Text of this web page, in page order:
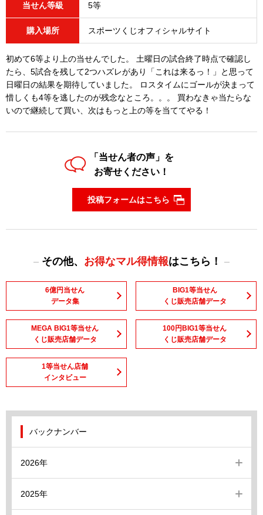
当せん等級 5等
購入場所 スポーツくじオフィシャルサイト
初めて6等より上の当せんでした。 土曜日の試合終了時点で確認し
たら、5試合を残して2つハズレがあり「これは来るっ！」と思って
日曜日の結果を期待していました。 ロスタイムにゴールが決まって
惜しくも4等を逃したのが残念なところ。。。 買わなきゃ当たらな
いので継続して買い、次はもっと上の等を当ててやる！
「当せん者の声」を
お寄せください！
投稿フォームはこちら
その他、 お得なマル得情報はこちら！
6億円当せん
データ集
BIG1等当せん
くじ販売店舗データ
MEGA BIG1等当せん
くじ販売店舗データ
100円BIG1等当せん
くじ販売店舗データ
1等当せん店舗
インタビュー
バックナンバー
2026年
2025年